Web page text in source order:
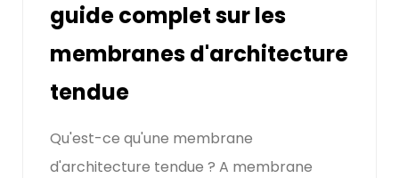
guide complet sur les
membranes d'architecture
tendue
Qu'est-ce qu'une membrane
d'architecture tendue ? A membrane